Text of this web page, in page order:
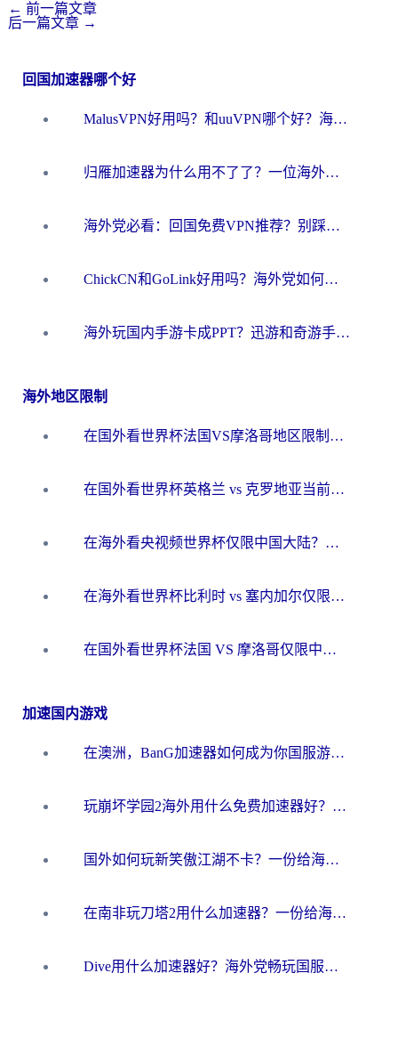
← 前一篇文章
后一篇文章 →
回国加速器哪个好
MalusVPN好用吗？和uuVPN哪个好？海外党无缝访问国内资源的真实对比与选择指南
归雁加速器为什么用不了了？一位海外游子的真实困惑与技术解答
海外党必看：回国免费VPN推荐？别踩坑！教你选对加速器无缝刷国内资源
ChickCN和GoLink好用吗？海外党如何选对回国加速器
海外玩国内手游卡成PPT？迅游和奇游手游哪个好？一篇讲透回国加速器怎么选
海外地区限制
在国外看世界杯法国VS摩洛哥地区限制？这篇指南让你流畅看中文解说无压力
在国外看世界杯英格兰 vs 克罗地亚当前地区不可播放？这篇指南帮你搞定所有海外观赛难题
在海外看央视频世界杯仅限中国大陆？这篇指南帮你解锁中文解说+无卡顿直播
在海外看世界杯比利时 vs 塞内加尔仅限中国大陆？我找到了最流畅的中文解说之路
在国外看世界杯法国 VS 摩洛哥仅限中国大陆？海外党这样看中文解说赛事不卡顿
加速国内游戏
在澳洲，BanG加速器如何成为你国服游戏的“时光机”？
玩崩坏学园2海外用什么免费加速器好？2026海外党亲测国服游戏加速指南
国外如何玩新笑傲江湖不卡？一份给海外游子的终极网络指南
在南非玩刀塔2用什么加速器？一份给海外游子的终极生存指南
Dive用什么加速器好？海外党畅玩国服游戏的终极避坑指南